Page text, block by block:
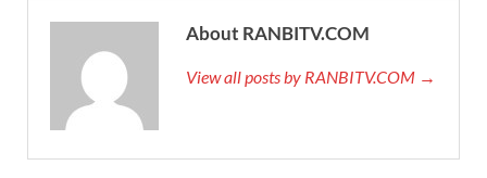
About RANBITV.COM
View all posts by RANBITV.COM →